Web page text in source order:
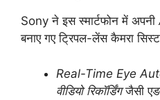
Sony ने इस स्मार्टफोन में अपनी
बनाए गए ट्रिपल-लेंस कैमरा
Real-Time Eye
वीडियो रिकॉर्डिंगजैसी